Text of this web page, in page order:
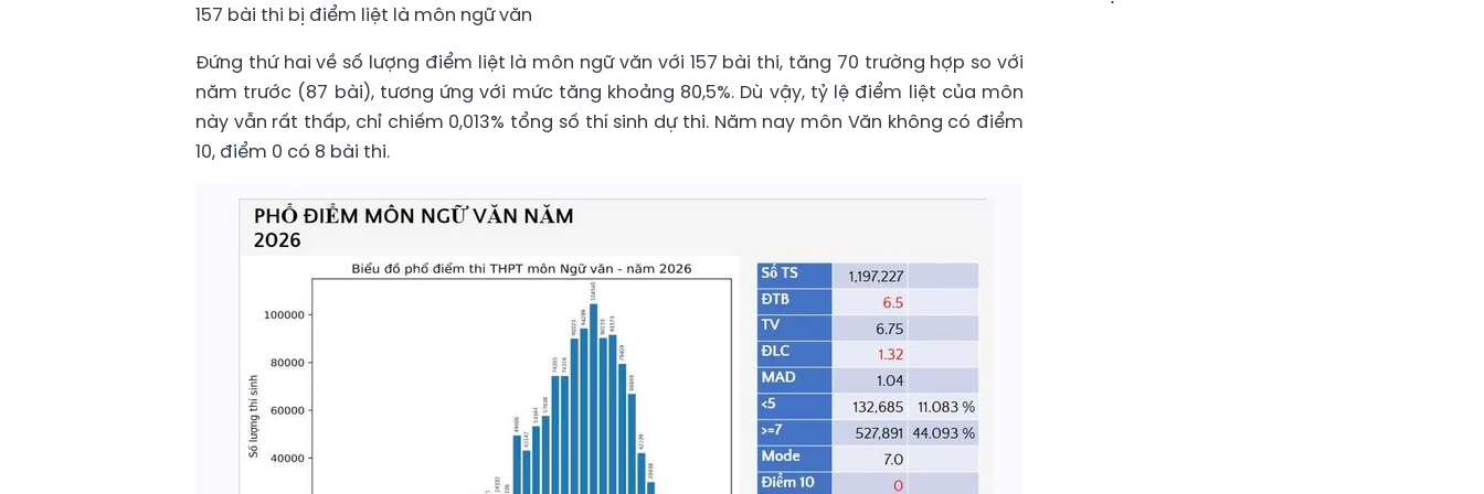
157 bài thi bị điểm liệt là môn ngữ văn
Đứng thứ hai về số lượng điểm liệt là môn ngữ văn với 157 bài thi, tăng 70 trường hợp so với
năm trước (87 bài), tương ứng với mức tăng khoảng 80,5%. Dù vậy, tỷ lệ điểm liệt của môn
này vẫn rất thấp, chỉ chiếm 0,013% tổng số thí sinh dự thi. Năm nay môn Văn không có điểm
10, điểm 0 có 8 bài thi.